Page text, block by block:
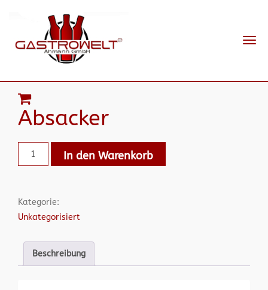
Absacker
In den Warenkorb
Kategorie:
Unkategorisiert
Beschreibung